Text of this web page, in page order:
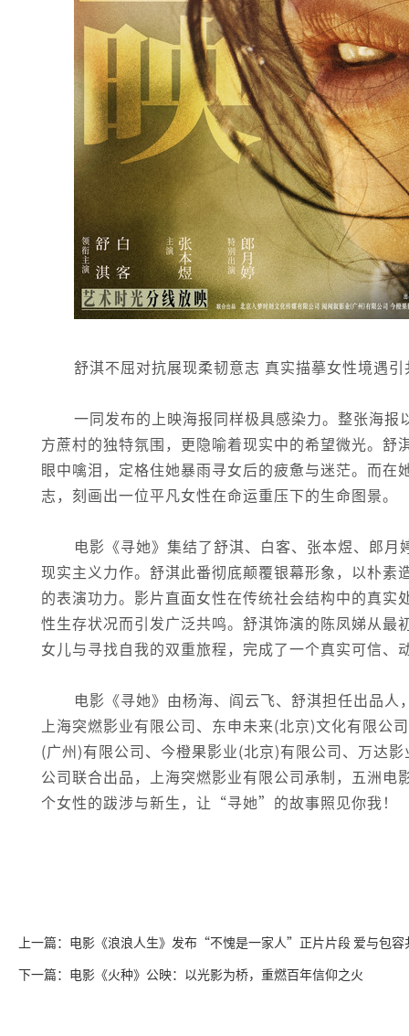
舒淇不屈对抗展现柔韧意志 真实描摹女性境遇引
一同发布的上映海报同样极具感染力。整张海
方蔗村的独特氛围，更隐喻着现实中的希望微光。
眼中噙泪，定格住她暴雨寻女后的疲惫与迷茫。而
志，刻画出一位平凡女性在命运重压下的生命图景。
电影《寻她》集结了舒淇、白客、张本煜、郎
现实主义力作。舒淇此番彻底颠覆银幕形象，以朴
的表演功力。影片直面女性在传统社会结构中的真
性生存状况而引发广泛共鸣。舒淇饰演的陈凤娣从
女儿与寻找自我的双重旅程，完成了一个真实可信、
电影《寻她》由杨海、阎云飞、舒淇担任出品
上海突燃影业有限公司、东申未来(北京)文化有限公
(广州)有限公司、今橙果影业(北京)有限公司、万达
公司联合出品，上海突燃影业有限公司承制，五洲
个女性的跋涉与新生，让“寻她”的故事照见你我！
上一篇：电影《浪浪人生》发布“不愧是一家人”正片片段 爱与包
下一篇：电影《火种》公映：以光影为桥，重燃百年信仰之火